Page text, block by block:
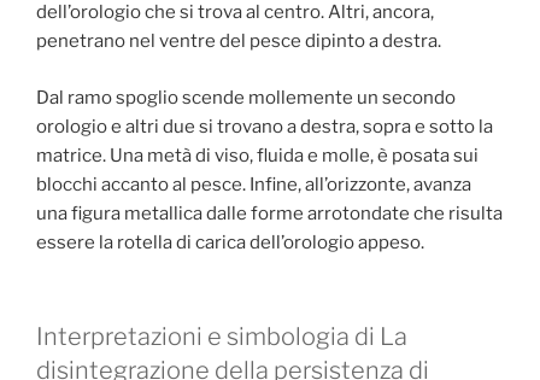
dell’orologio che si trova al centro. Altri, ancora,
penetrano nel ventre del pesce dipinto a destra.
Dal ramo spoglio scende mollemente un secondo
orologio e altri due si trovano a destra, sopra e sotto la
matrice. Una metà di viso, fluida e molle, è posata sui
blocchi accanto al pesce. Infine, all’orizzonte, avanza
una figura metallica dalle forme arrotondate che risulta
essere la rotella di carica dell’orologio appeso.
Interpretazioni e simbologia di La
disintegrazione della persistenza di